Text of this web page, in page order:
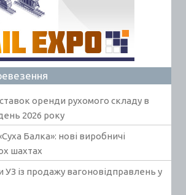
оренди рухомого складу в
2026 року
Балка»: нові виробничі
шахтах
УЗ із продажу вагоновідправлень у